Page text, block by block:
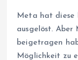
Meta hat diese
ausgelöst. Aber
beigetragen
Möglichkeit zu